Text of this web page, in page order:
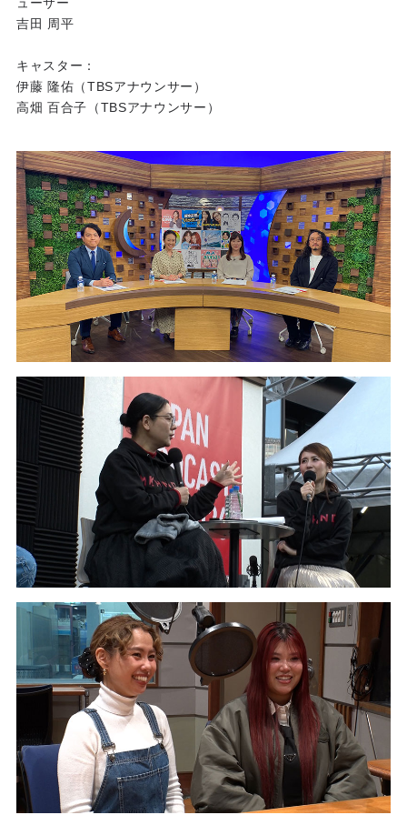
ューサー
吉田 周平
キャスター：
伊藤 隆佑（TBSアナウンサー）
高畑 百合子（TBSアナウンサー）